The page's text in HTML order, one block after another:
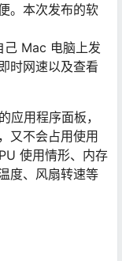
。本次发布的软
Mac 电脑上发
时网速以及查看
应用程序面板，
又不会占用使用
使用情形、内存
度、风扇转速等